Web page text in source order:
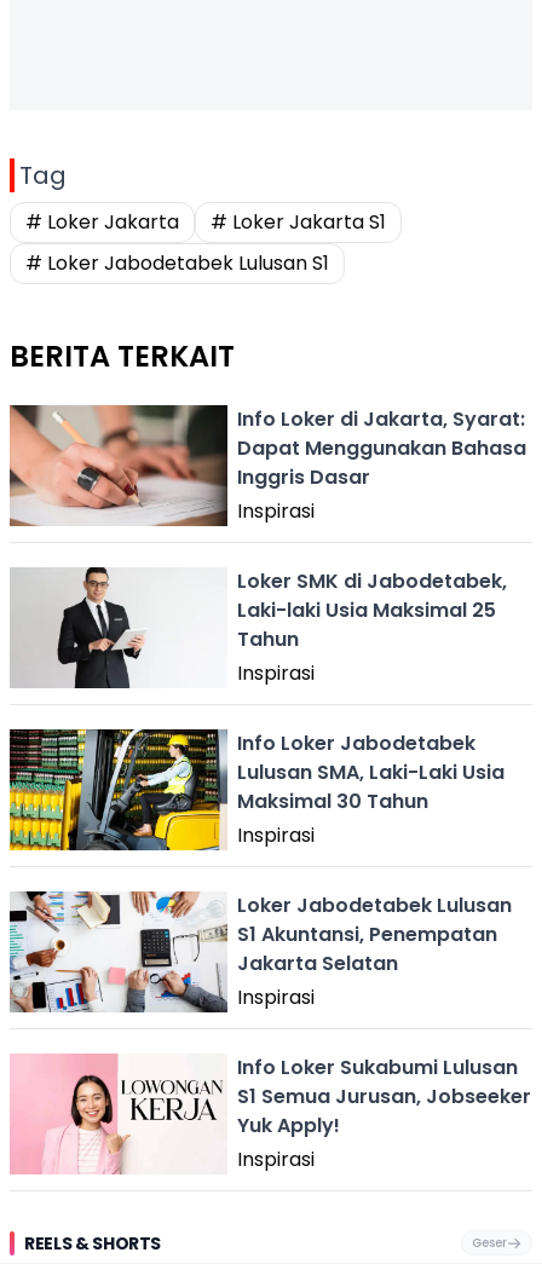
Tag
# Loker Jakarta
# Loker Jakarta S1
# Loker Jabodetabek Lulusan S1
BERITA TERKAIT
Info Loker di Jakarta, Syarat:
Dapat Menggunakan Bahasa
Inggris Dasar
Inspirasi
Loker SMK di Jabodetabek,
Laki-laki Usia Maksimal 25
Tahun
Inspirasi
Info Loker Jabodetabek
Lulusan SMA, Laki-Laki Usia
Maksimal 30 Tahun
Inspirasi
Loker Jabodetabek Lulusan
S1 Akuntansi, Penempatan
Jakarta Selatan
Inspirasi
Info Loker Sukabumi Lulusan
S1 Semua Jurusan, Jobseeker
Yuk Apply!
Inspirasi
REELS & SHORTS Geser
Festival Ekstrem